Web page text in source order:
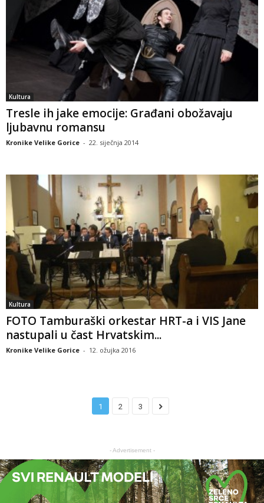
Kultura
Tresle ih jake emocije: Građani obožavaju
ljubavnu romansu
Kronike Velike Gorice - 22. siječnja 2014
Kultura
FOTO Tamburaški orkestar HRT-a i VIS Jane
nastupali u čast Hrvatskim...
Kronike Velike Gorice - 12. ožujka 2016
1 2 3
- Advertisement -